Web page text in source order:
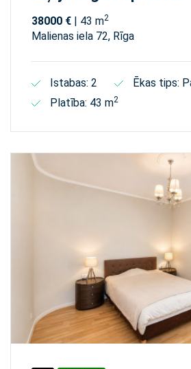
38000 € | 43 m2
Malienas iela 72, Rīga
Istabas: 2
Ēkas tips:
Platība: 43 m2